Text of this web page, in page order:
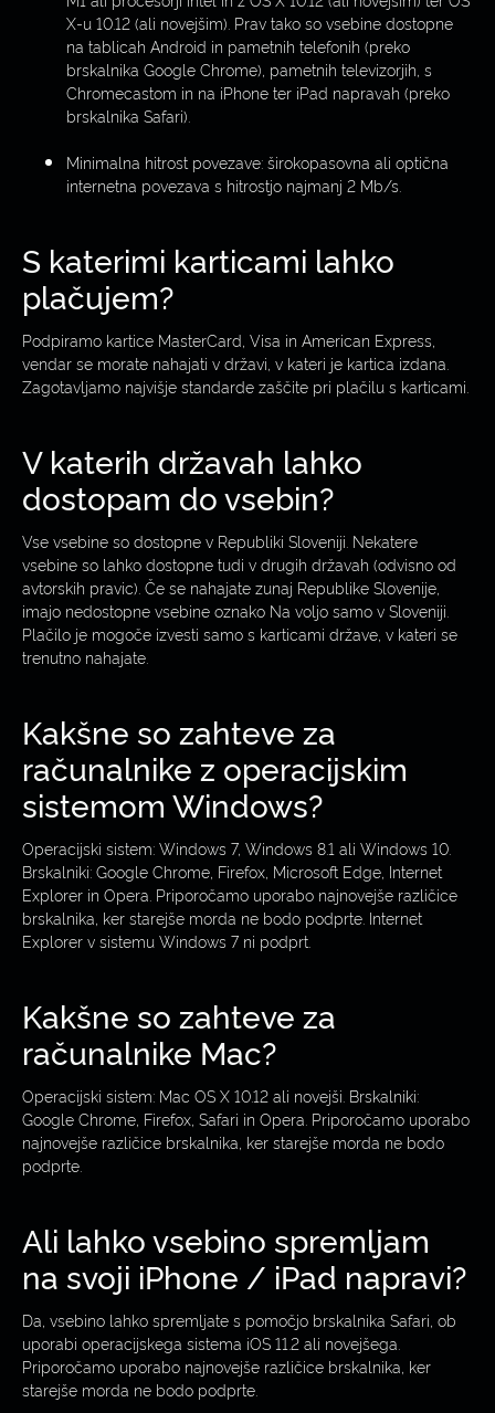
X-u 10.12 (ali novejšim). Prav tako so vsebine dostopne
na tablicah Android in pametnih telefonih (preko
brskalnika Google Chrome), pametnih televizorjih, s
Chromecastom in na iPhone ter iPad napravah (preko
brskalnika Safari).
Minimalna hitrost povezave: širokopasovna ali optična
internetna povezava s hitrostjo najmanj 2 Mb/s.
S katerimi karticami lahko
plačujem?
Podpiramo kartice MasterCard, Visa in American Express,
vendar se morate nahajati v državi, v kateri je kartica izdana.
Zagotavljamo najvišje standarde zaščite pri plačilu s karticami.
V katerih državah lahko
dostopam do vsebin?
Vse vsebine so dostopne v Republiki Sloveniji. Nekatere
vsebine so lahko dostopne tudi v drugih državah (odvisno od
avtorskih pravic). Če se nahajate zunaj Republike Slovenije,
imajo nedostopne vsebine oznako Na voljo samo v Sloveniji.
Plačilo je mogoče izvesti samo s karticami države, v kateri se
trenutno nahajate.
Kakšne so zahteve za
računalnike z operacijskim
sistemom Windows?
Operacijski sistem: Windows 7, Windows 8.1 ali Windows 10.
Brskalniki: Google Chrome, Firefox, Microsoft Edge, Internet
Explorer in Opera. Priporočamo uporabo najnovejše različice
brskalnika, ker starejše morda ne bodo podprte. Internet
Explorer v sistemu Windows 7 ni podprt.
Kakšne so zahteve za
računalnike Mac?
Operacijski sistem: Mac OS X 10.12 ali novejši. Brskalniki:
Google Chrome, Firefox, Safari in Opera. Priporočamo uporabo
najnovejše različice brskalnika, ker starejše morda ne bodo
podprte.
Ali lahko vsebino spremljam
na svoji iPhone / iPad napravi?
Da, vsebino lahko spremljate s pomočjo brskalnika Safari, ob
uporabi operacijskega sistema iOS 11.2 ali novejšega.
Priporočamo uporabo najnovejše različice brskalnika, ker
starejše morda ne bodo podprte.